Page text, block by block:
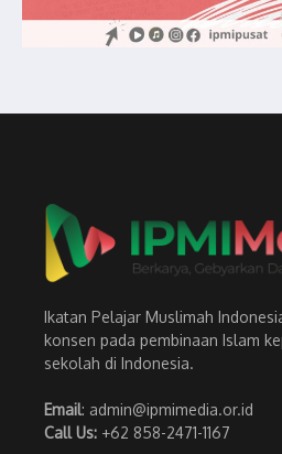
Ikatan Pelajar Muslimah
konsen pada pembinaan Islam
sekolah di Indonesia.
Email: admin@ipmimedia.or.id
Call Us: +62 858-2471-1167